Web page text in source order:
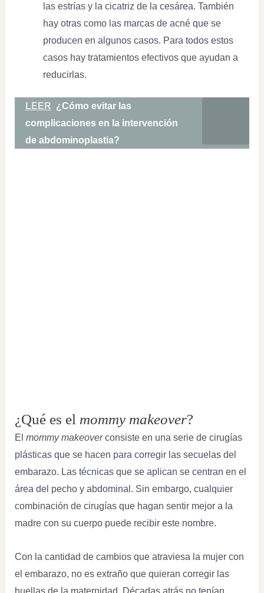
las estrías y la cicatriz de la cesárea. También
hay otras como las marcas de acné que se
producen en algunos casos. Para todos estos
casos hay tratamientos efectivos que ayudan a
reducirlas.
LEER ¿Cómo evitar las
complicaciones en la intervención
de abdominoplastia?
¿Qué es el mommy makeover?
El mommy makeoverconsiste en una serie de cirugías
plásticas que se hacen para corregir las secuelas del
embarazo. Las técnicas que se aplican se centran en el
área del pecho y abdominal. Sin embargo, cualquier
combinación de cirugías que hagan sentir mejor a la
madre con su cuerpo puede recibir este nombre.
Con la cantidad de cambios que atraviesa la mujer con
el embarazo, no es extraño que quieran corregir las
huellas de la maternidad. Décadas atrás no tenían